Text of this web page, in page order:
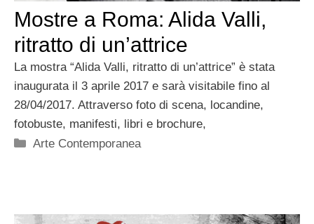
Mostre a Roma: Alida Valli,
ritratto di un’attrice
La mostra “Alida Valli, ritratto di un’attrice” è stata
inaugurata il 3 aprile 2017 e sarà visitabile fino al
28/04/2017. Attraverso foto di scena, locandine,
fotobuste, manifesti, libri e brochure,
Categorie
Arte Contemporanea